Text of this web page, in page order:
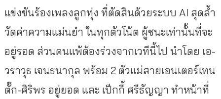
แข่งขันร้องเพลงลูกทุ่ง ที่ตัดสินด้วยระบบ AI สุดล้ำ
วัดค่าความแม่นยำ ในทุกตัวโน้ต ผู้ชนะเท่านั้นที่จะ
อยู่รอด ส่วนคนแพ้ต้องร่วงจากเวทีนี้ไป นำโดย เอ-
วราวุธ เจนธนากุล พร้อม 2 ตัวแม่สายเอนเตอร์เทน
ตั๊ก-ศิริพร อยู่ยอด และ เป็กกี้ ศรีธัญญา ทำหน้าที่